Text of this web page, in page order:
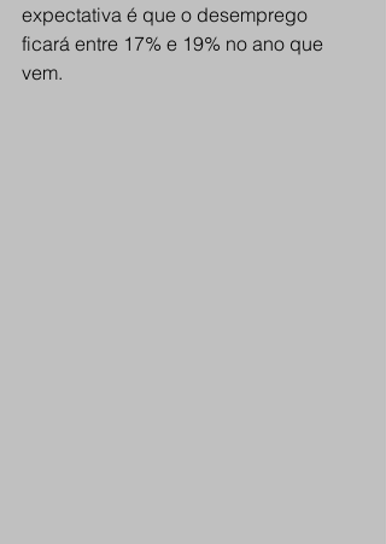
expectativa é que o desemprego
ficará entre 17% e 19% no ano que
vem.